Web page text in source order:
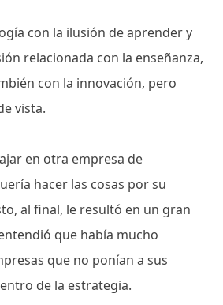
con la ilusión de aprender y
relacionada con la enseñanza,
con la innovación, pero
vista.
en otra empresa de
hacer las cosas por su
al final, le resultó en un gran
que había mucho
que no ponían a sus
de la estrategia.